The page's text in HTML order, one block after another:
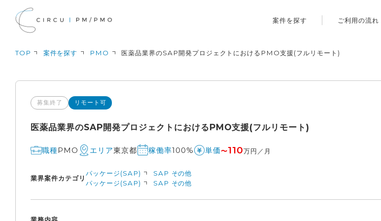
案件を探す ご利用の流れ
TOP 案件を探す PMO 医薬品業界のSAP開発プロジェクトにおけるPMO支援(フルリモート)
募集終了 リモート可
医薬品業界のSAP開発プロジェクトにおけるPMO支援(フルリモート)
職種PMO エリア東京都 稼働率100% 単価〜110万円／月
業界案件カテゴリ
パッケージ(SAP)
SAP その他
パッケージ(SAP)
SAP その他